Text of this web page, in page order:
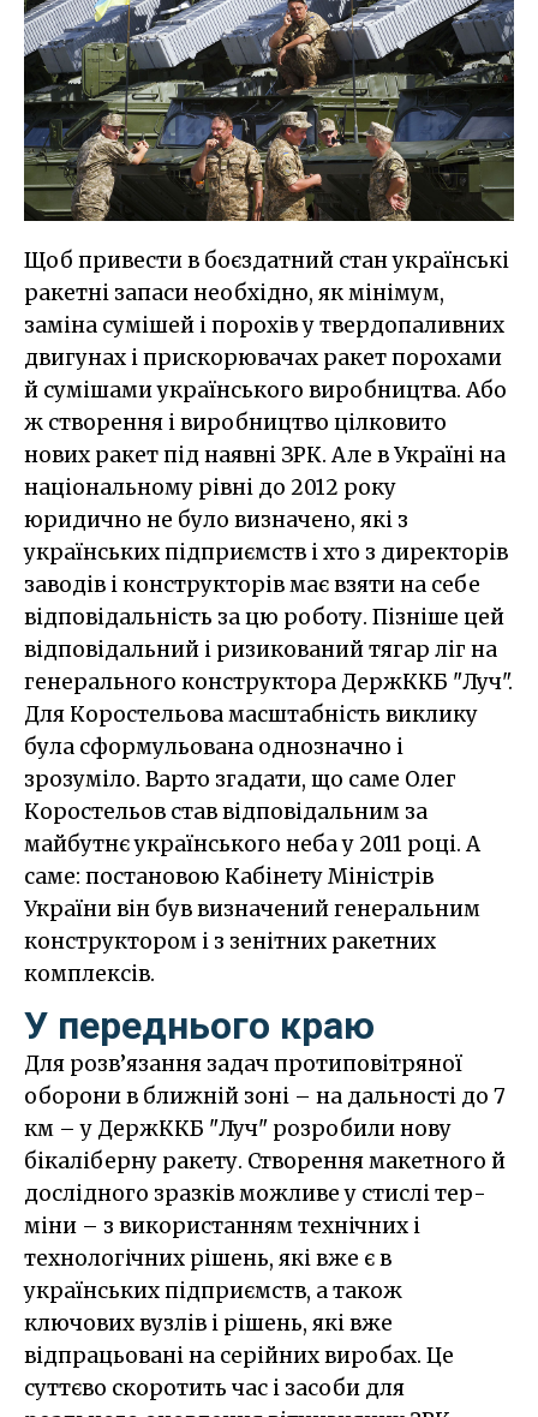
Щоб привести в боєздатний стан українські
ракетні запаси необхідно, як мінімум,
заміна сумішей і порохів у твердопаливних
двигунах і прискорювачах ракет порохами
й сумішами українського виробництва. Або
ж створення і виробництво цілковито
нових ракет під наявні ЗРК. Але в Україні на
національному рівні до 2012 року
юридично не було визначено, які з
українських підприємств і хто з директорів
заводів і конструкторів має взяти на себе
відповідальність за цю роботу. Пізніше цей
відповідальний і ризикований тягар ліг на
генерального конструктора ДержККБ "Луч".
Для Коростельова масштабність виклику
була сформульована однозначно і
зрозуміло. Варто згадати, що саме Олег
Коростельов став відповідальним за
майбутнє українського неба у 2011 році. А
саме: постановою Кабінету Міністрів
України він був визначений генеральним
конструктором і з зенітних ракетних
комплексів.
У переднього краю
Для розв’язання задач протиповітряної
оборони в ближній зоні – на дальності до 7
км – у ДержККБ "Луч" розробили нову
бікаліберну ракету. Створення макетного й
дослідного зразків можливе у стислі тер­
міни – з вико­ристанням технічних і
технологічних рішень, які вже є в
українських підприємств, а також
ключових вузлів і рішень, які вже
відпрацьовані на серійних виробах. Це
суттєво скоротить час і засоби для